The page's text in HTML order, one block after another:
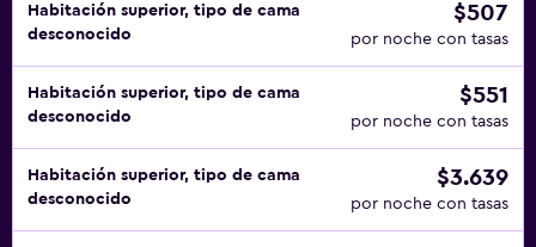
Habitación superior, tipo de cama
desconocido
$507
por noche con tasas
Habitación superior, tipo de cama
desconocido
$551
por noche con tasas
Habitación superior, tipo de cama
desconocido
$3.639
por noche con tasas